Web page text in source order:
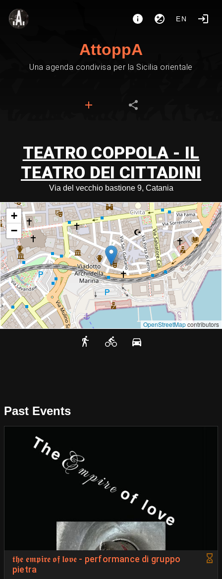
EN
AttoppA
Una agenda condivisa per la Sicilia orientale
TEATRO COPPOLA - IL
TEATRO DEI CITTADINI
Via del vecchio bastione 9, Catania
+
−
OpenStreetMapcontributors
Past Events
𝖙𝖍𝖊 𝖊𝖒𝖕𝖎𝖗𝖊 𝖔𝖋 𝖑𝖔𝖛𝖊 - performance di gruppo
pietra